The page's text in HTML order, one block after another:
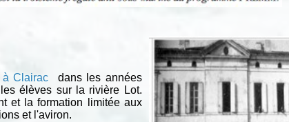
Clairac dans les années
élèves sur la rivière Lot.
et la formation limitée aux
et l'aviron.